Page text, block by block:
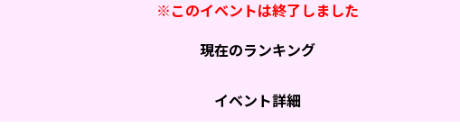
※このイベントは終了しました
現在のランキング
イベント詳細